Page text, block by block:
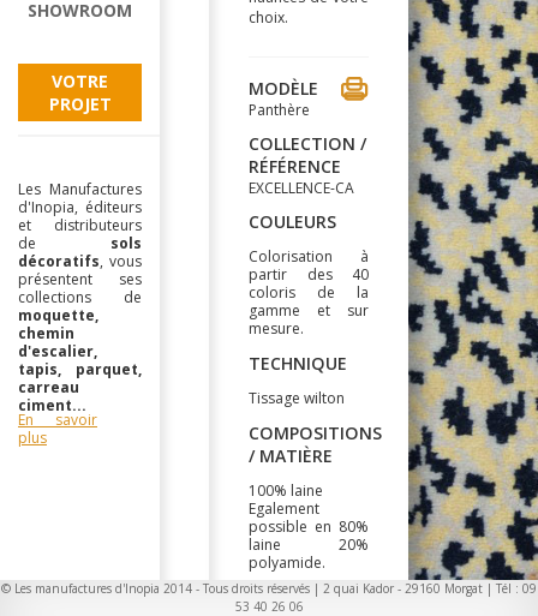
SHOWROOM
VOTRE
PROJET
Les Manufactures
d'Inopia, éditeurs
et distributeurs
de sols
décoratifs, vous
présentent ses
collections de
moquette,
chemin
d'escalier,
tapis, parquet,
carreau
ciment...
En savoir
plus
choix.
MODÈLE
Panthère
COLLECTION /
RÉFÉRENCE
EXCELLENCE-CA
COULEURS
Colorisation à
partir des 40
coloris de la
gamme et sur
mesure.
TECHNIQUE
Tissage wilton
COMPOSITIONS
/ MATIÈRE
100% laine
Egalement
possible en 80%
laine 20%
polyamide.
LARGEUR
© Les manufactures d'Inopia 2014 - Tous droits réservés | 2 quai Kador - 29160 Morgat | Tél : 09
53 40 26 06